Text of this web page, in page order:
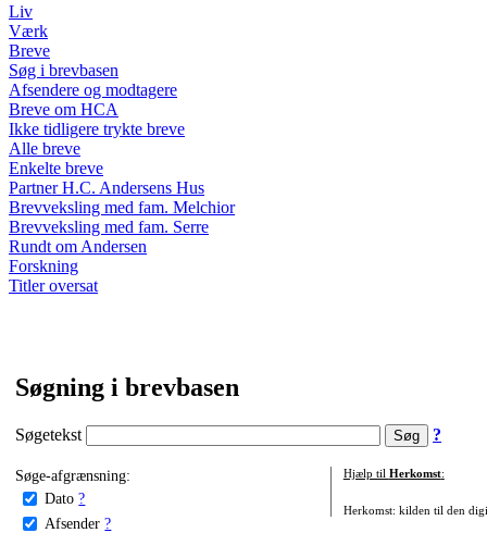
Liv
Værk
Breve
Søg i brevbasen
Afsendere og modtagere
Breve om HCA
Ikke tidligere trykte breve
Alle breve
Enkelte breve
Partner H.C. Andersens Hus
Brevveksling med fam. Melchior
Brevveksling med fam. Serre
Rundt om Andersen
Forskning
Titler oversat
Søgning i brevbasen
Søgetekst ?
Søge-afgrænsning:
Dato ?
Afsender ?
Hjælp til Herkomst:
Herkomst: kilden til den